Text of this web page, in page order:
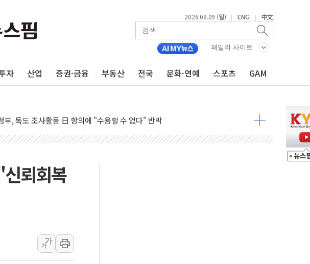
2026.08.09 (일) | ENG | 中文
패밀리 사이트
자 산업 증권·금융 부동산 전국 문화·연예 스포츠 GAM
삼성전자, 美국립연구소와 영하 30도 극저온 난방기술 개발한다
사] 국무조정실·국무총리비서실
롯데백화점, 앰배서더 2기 모집…지역 크리에이터 확대
형수 의원 '선관위 견제·감독 강화' 2개 법 대표 발의
동혁, 李 대통령에 "결혼 페널티 만든 건 이 정권…신생아 특례 대출까지 줄여"
성회, 국민의힘에 "청년 결혼까지 정쟁 소재 삼아…청년 삶 가로막는 걸림돌"
울 38도 폭염에 온열질환 사망자 2명…올해 하루 환자 최다
남광주 남구 한 아파트 난간 붕괴…인명피해 없어
'상품권 사면 대출 가능' 신종 보이스피싱 기승…금감원 소비자경보
한경협, 100개 스타트업 키운다…대기업 노하우로 창업 생태계 조성
법, 신서천화력 건설현장 사망사고 '중부발전 무죄'…"도급인 아닌 발주자"
뢰회복
가
가